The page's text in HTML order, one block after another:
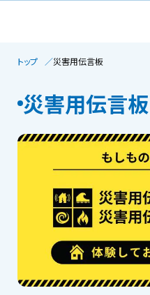
トップ 災害用伝言板
災害用伝言板